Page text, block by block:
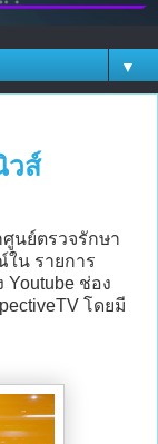
▼
วส์
นย์ตรวจรักษา
ใน รายการ
Youtube ช่อง
โดยมี